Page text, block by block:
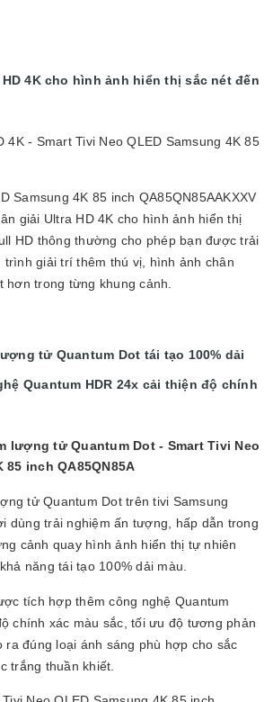
4K cho hình ảnh hiển thị sắc nét đến
Samsung 4K 85 inch QA85QN85AAKXXV
giải Ultra HD 4K cho hình ảnh hiển thị
HD thông thường cho phép bạn được trải
trình giải trí thêm thú vị, hình ảnh chân
hơn trong từng khung cảnh.
tử Quantum Dot tái tạo 100% dải
Quantum HDR 24x cải thiện độ chính
tử Quantum Dot trên tivi Samsung
dùng trải nghiệm ấn tượng, hấp dẫn trong
cảnh quay hình ảnh hiển thị tự nhiên
năng tái tạo 100% dải màu.
tích hợp thêm công nghệ Quantum
chính xác màu sắc, tối ưu độ tương phản
ra đúng loại ánh sáng phù hợp cho sắc
trắng thuần khiết.